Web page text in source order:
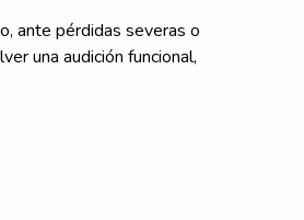
ante pérdidas severas o
una audición funcional,